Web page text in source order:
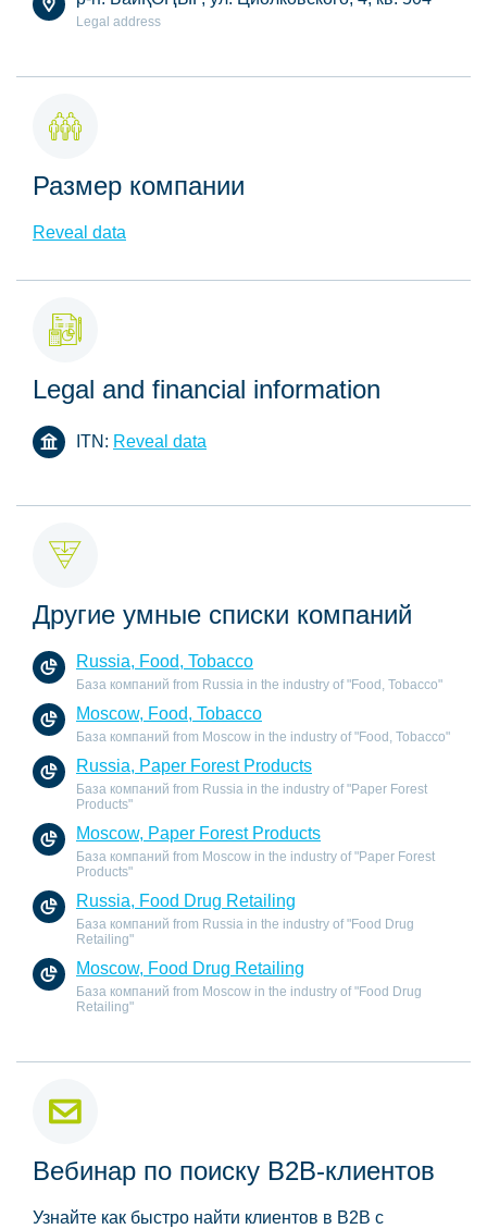
Legal address
Размер компании
Reveal data
Legal and financial information
ITN: Reveal data
Другие умные списки компаний
Russia, Food, Tobacco
База компаний from Russia in the industry of "Food, Tobacco"
Moscow, Food, Tobacco
База компаний from Moscow in the industry of "Food, Tobacco"
Russia, Paper Forest Products
База компаний from Russia in the industry of "Paper Forest
Products"
Moscow, Paper Forest Products
База компаний from Moscow in the industry of "Paper Forest
Products"
Russia, Food Drug Retailing
База компаний from Russia in the industry of "Food Drug
Retailing"
Moscow, Food Drug Retailing
База компаний from Moscow in the industry of "Food Drug
Retailing"
Вебинар по поиску B2B-клиентов
Узнайте как быстро найти клиентов в B2B с